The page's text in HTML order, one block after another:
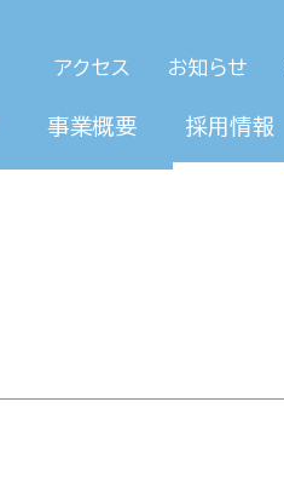
アクセス お知らせ
事業概要 採用情報